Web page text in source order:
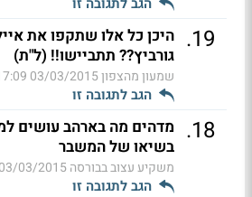
19
. היכן כל אלו שתקפו את
גורביץ?? תתביישו!! (ל"ת)
שמעון מהצפון03/03/2015 17:09
הגב לתגובה זו
18
. מדהים מה בארהב עושים
בשיאו של המשבר
משקיע עצוב בבורסה03/03/2015 16:59
הגב לתגובה זו